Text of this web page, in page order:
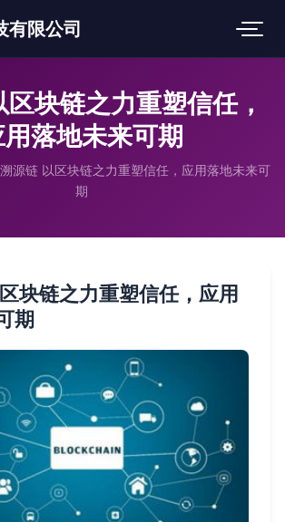
有限公司
块链之力重塑信任，
落地未来可期
溯源链 以区块链之力重塑信任，应用落地未来可
期
块链之力重塑信任，应用
期